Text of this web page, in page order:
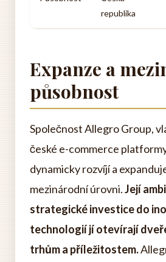
republika
Expanze a
působnost
Společnost Allegro Group,
české e-commerce
dynamicky rozvíjí a
mezinárodní úrovni.Její
strategické investice do
technologií jí otevírají
trhům a příležitostem.